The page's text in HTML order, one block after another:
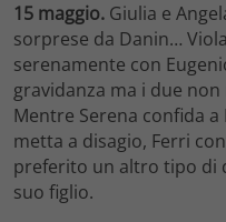
15 maggio. Giulia e
sorprese da Danin…
serenamente con
gravidanza ma i due
Mentre Serena confida
metta a disagio, Ferri
preferito un altro tipo di
suo figlio.